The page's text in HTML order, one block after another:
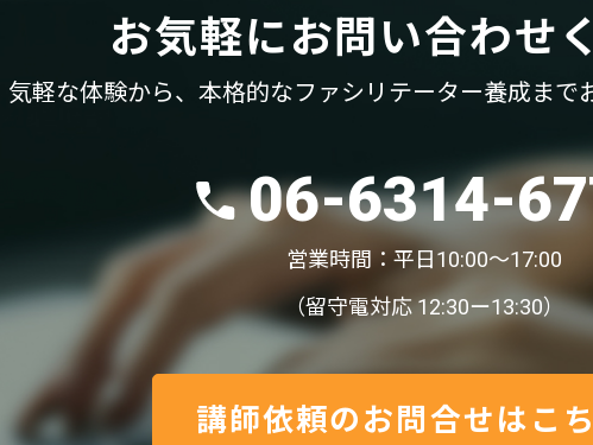
お気軽にお問い合わせ
気軽な体験から、 本格的なファシリテーター養成まで
06-6314-
営業時間：平日10:00〜17:00
（留守電対応 12:30ー13:30）
講師依頼のお問合せはこ